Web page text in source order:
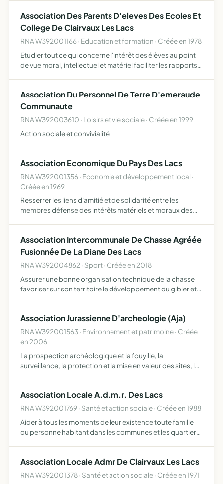
Association Des Parents D'eleves Des Ecoles Et
College De Clairvaux Les Lacs
RNA W392001166 · Education et formation · Créée en 1978
Etudier tout ce qui concerne l'intérêt des élèves au point
de vue moral, intellectuel et matériel faciliter les rapports
Association Du Personnel De Terre D'emeraude
Communaute
RNA W392003610 · Loisirs et vie sociale · Créée en 1999
Action sociale et convivialité
Association Economique Du Pays Des Lacs
RNA W392001356 · Economie et développement local ·
Créée en 1969
Resserrer les liens d'amitié et de solidarité entre les
membres défense des intérêts matériels et moraux des
Association Intercommunale De Chasse Agréée
Fusionnée De La Diane Des Lacs
RNA W392004862 · Sport · Créée en 2018
Assurer une bonne organisation technique de la chasse
favoriser sur son territoire le développement du gibier et
cynégétique…
Association Jurassienne D'archeologie (Aja)
RNA W392001563 · Environnement et patrimoine · Créée
en 2006
La prospection archéologique et la fouyille, la
surveillance, la protection et la mise en valeur des sites, la
arché…
Association Locale A.d.m.r. Des Lacs
RNA W392001769 · Santé et action sociale · Créée en 1988
Aider à tous les moments de leur existence toute famille
ou personne habitant dans les communes et les quartiers
Association Locale Admr De Clairvaux Les Lacs
RNA W392001378 · Santé et action sociale · Créée en 1971